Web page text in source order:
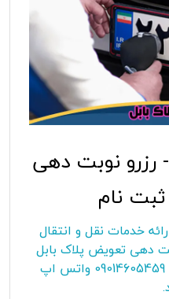
رزرو نوبت دهی
ثبت نام
خدمات نقل و انتقال
دهی تعویض پلاک بابل
برگه سبز خودرو را به شماره 09014605459 واتس اپ